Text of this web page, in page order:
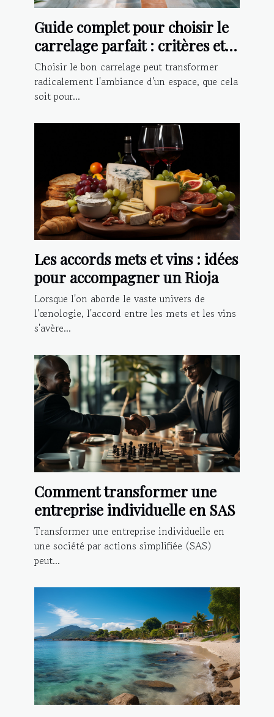
Guide complet pour choisir le
carrelage parfait : critères et
conseils d'installation
Choisir le bon carrelage peut transformer
radicalement l'ambiance d'un espace, que cela
soit pour...
Les accords mets et vins : idées
pour accompagner un Rioja
Lorsque l'on aborde le vaste univers de
l'œnologie, l'accord entre les mets et les vins
s'avère...
Comment transformer une
entreprise individuelle en SAS
Transformer une entreprise individuelle en
une société par actions simplifiée (SAS)
peut...